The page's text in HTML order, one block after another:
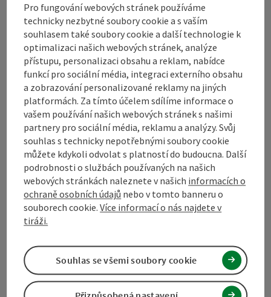
Kontakt
Turistické sdružení Mühlviertel
Hauptplatz 19
4190 Bad Leonfelden
+43 50 7263 100
info@muehlviertel.at
FacebookInstagramPinterestLinkedIn
Pro fungování webových stránek používáme
technicky nezbytné soubory cookie a s vaším
souhlasem také soubory cookie a další technologie k
optimalizaci našich webových stránek, analýze
přístupu, personalizaci obsahu a reklam, nabídce
funkcí pro sociální média, integraci externího obsahu
a zobrazování personalizované reklamy na jiných
platformách. Za tímto účelem sdílíme informace o
vašem používání našich webových stránek s našimi
partnery pro sociální média, reklamu a analýzy. Svůj
souhlas s technicky nepotřebnými soubory cookie
můžete kdykoli odvolat s platností do budoucna. Další
podrobnosti o službách používaných na našich
webových stránkách naleznete v našich informacích o
ochraně osobních údajů nebo v tomto banneru o
souborech cookie.Více informací o nás najdete v
tiráži.
Souhlas se všemi soubory cookie